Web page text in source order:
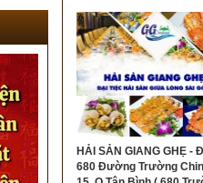
HẢI SẢN GIANG GHẸ -
680 Đường Trường